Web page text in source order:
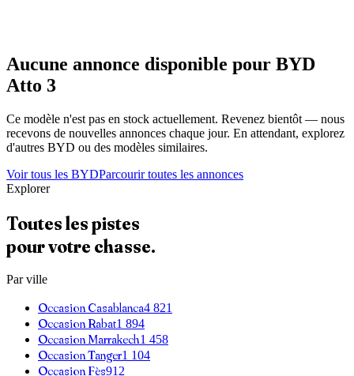
Aucune annonce disponible pour BYD
Atto 3
Ce modèle n'est pas en stock actuellement. Revenez bientôt — nous
recevons de nouvelles annonces chaque jour. En attendant, explorez
d'autres BYD ou des modèles similaires.
Voir tous les BYDParcourir toutes les annonces
Explorer
Toutes les pistes
pour votre chasse.
Par ville
OccasionCasablanca4 821
OccasionRabat1 894
OccasionMarrakech1 458
OccasionTanger1 104
OccasionFès912